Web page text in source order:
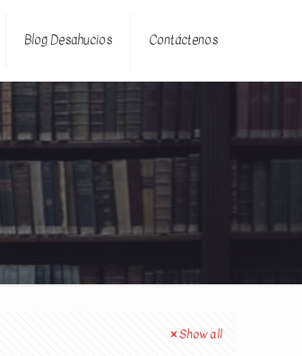
Blog Desahucios Contáctenos
Show all